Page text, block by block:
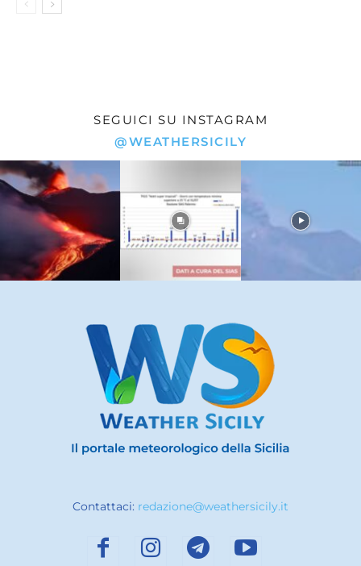
SEGUICI SU INSTAGRAM
@WEATHERSICILY
Contattaci: redazione@weathersicily.it